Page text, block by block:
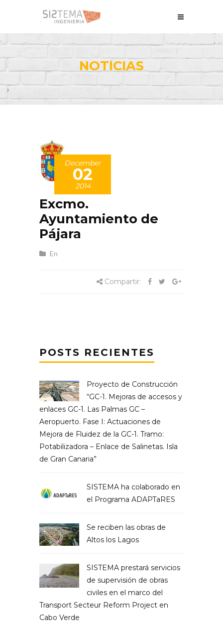
NOTICIAS
December
02
2014
Excmo.
Ayuntamiento de
Pájara
En
Compartir:
POSTS RECIENTES
Proyecto de Construcción
“GC-1. Mejoras de accesos y
enlaces GC-1. Las Palmas GC –
Aeropuerto. Fase I: Actuaciones de
Mejora de Fluidez de la GC-1. Tramo:
Potabilizadora – Enlace de Salinetas. Isla
de Gran Canaria”
SISTEMA ha colaborado en
el Programa ADAPTaRES
Se reciben las obras de
Altos los Lagos
SISTEMA prestará servicios
de supervisión de obras
civiles en el marco del
Transport Secteur Reform Project en
Cabo Verde